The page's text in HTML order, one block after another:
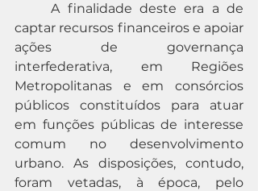
	A finalidade deste era a de
captar recursos financeiros e apoiar
ações de governança
interfederativa, em Regiões
Metropolitanas e em consórcios
públicos constituídos para atuar
em funções públicas de interesse
comum no desenvolvimento
urbano. As disposições, contudo,
foram vetadas, à época, pelo